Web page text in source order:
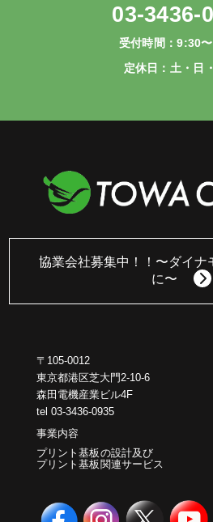
03-3436-
受付時間：9:30
定休日：土・日
協業会社募集中！！ 〜ダイナ
に〜
〒105-0012
東京都港区芝大門2-10-6
森田電機産業ビル4F
tel 03-3436-0935
事業内容
プリント基板の設計及び
プリント基板関連サービス